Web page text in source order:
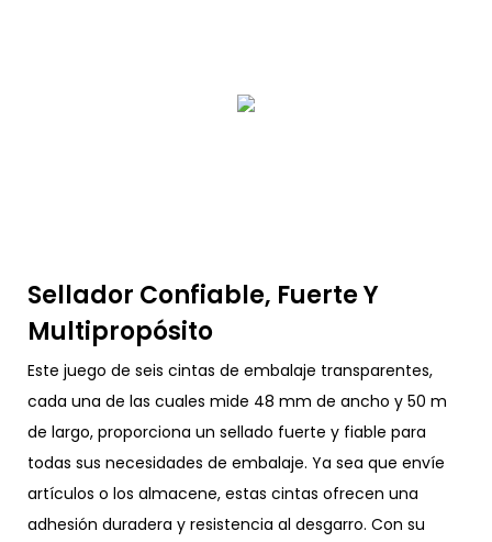
Sellador Confiable, Fuerte Y
Multipropósito
Este juego de seis cintas de embalaje transparentes,
cada una de las cuales mide 48 mm de ancho y 50 m
de largo, proporciona un sellado fuerte y fiable para
todas sus necesidades de embalaje. Ya sea que envíe
artículos o los almacene, estas cintas ofrecen una
adhesión duradera y resistencia al desgarro. Con su